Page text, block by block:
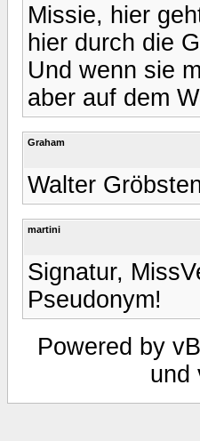
Missie, hier
hier durch die
Und wenn sie
aber auf dem
Graham
Walter
martini
Signatur,
Pseudonym!
Powered by
und